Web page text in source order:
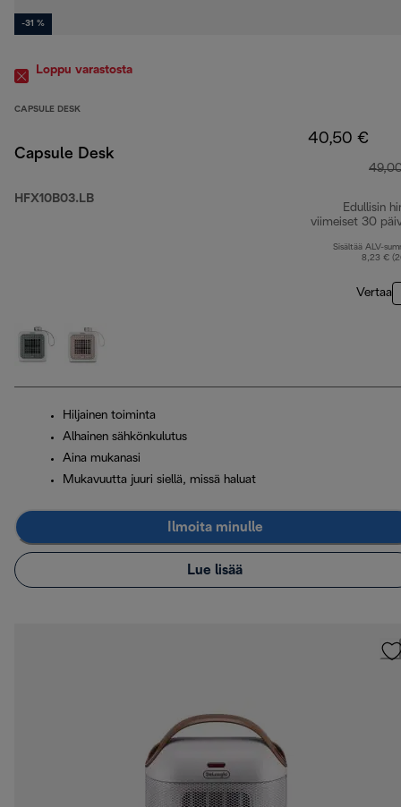
-31 %
Loppu varastosta
CAPSULE DESK
Capsule Desk
HFX10B03.LB
40,50 €
Edullisin
viimeiset 30
Sisältää ALV-
8,23 €
Vertaa
Hiljainen toiminta
Alhainen sähkönkulutus
Aina mukanasi
Mukavuutta juuri siellä, missä haluat
Ilmoita minulle
Lue lisää